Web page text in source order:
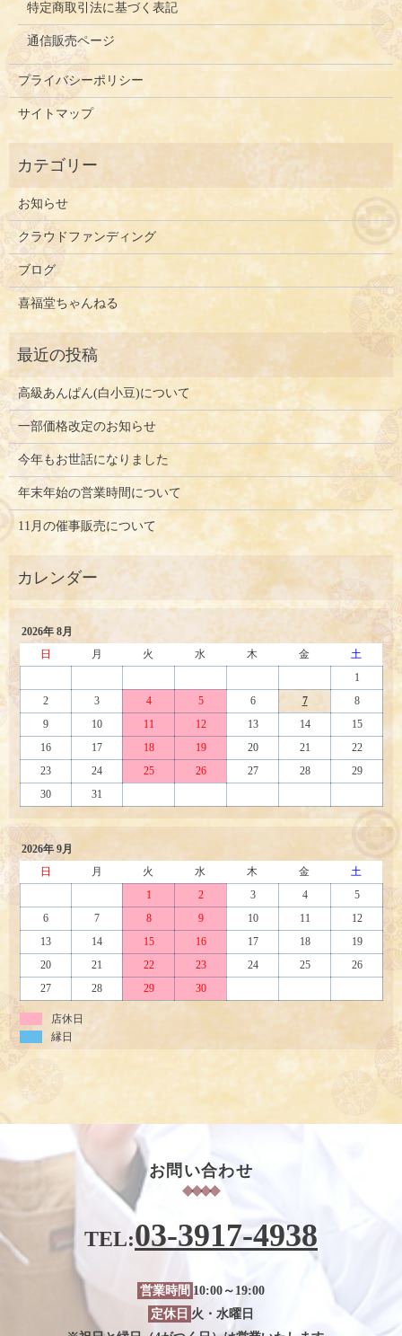
特定商取引法に基づく表記
通信販売ページ
プライバシーポリシー
サイトマップ
お知らせ
クラウドファンディング
ブログ
喜福堂ちゃんねる
高級あんぱん(白小豆)について
一部価格改定のお知らせ
今年もお世話になりました
年末年始の営業時間について
11月の催事販売について
2026年 8月
日
月 火 水 木 金
土
1
2
3 4 5 6 7
8
9
10 11 12 13 14
15
16
17 18 19 20 21
22
23
24 25 26 27 28
29
30
31
2026年 9月
日
月 火 水 木 金
土
1
2 3 4
5
6
7 8 9 10 11
12
13
14 15 16 17 18
19
20
21 22 23 24 25
26
27
28 29 30
店休日
縁日
お問い合わせ
TEL:03-3917-4938
営業時間 10:00～19:00
定休日 火・水曜日